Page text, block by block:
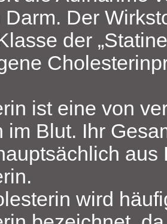
Darm. Der
der
ist eine von
im Blut. Ihr
aus
wird